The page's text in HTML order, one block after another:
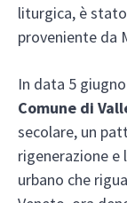
liturgica, è
proveniente da
In data 5
Comune di
secolare, un
rigenerazione e
urbano che